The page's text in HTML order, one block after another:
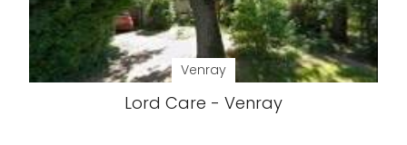
Venray
Lord Care - Venray